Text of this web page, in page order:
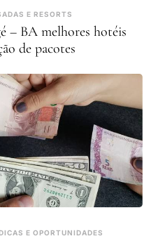
E RESORTS
– BA melhores hotéis
de pacotes
E OPORTUNIDADES